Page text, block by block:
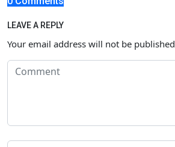
LEAVE A REPLY
Your email address will not be published